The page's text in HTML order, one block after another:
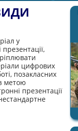
у
цифрових
позакласних
метою
презентації